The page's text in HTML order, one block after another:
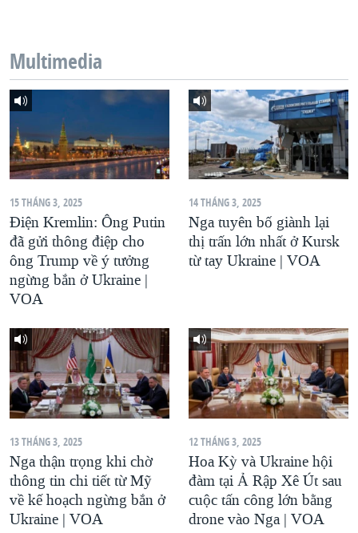
Multimedia
15 THÁNG 3, 2025
Điện Kremlin: Ông Putin
đã gửi thông điệp cho
ông Trump về ý tưởng
ngừng bắn ở Ukraine |
VOA
14 THÁNG 3, 2025
Nga tuyên bố giành lại
thị trấn lớn nhất ở Kursk
từ tay Ukraine | VOA
13 THÁNG 3, 2025
Nga thận trọng khi chờ
thông tin chi tiết từ Mỹ
về kế hoạch ngừng bắn ở
Ukraine | VOA
12 THÁNG 3, 2025
Hoa Kỳ và Ukraine hội
đàm tại Ả Rập Xê Út sau
cuộc tấn công lớn bằng
drone vào Nga | VOA